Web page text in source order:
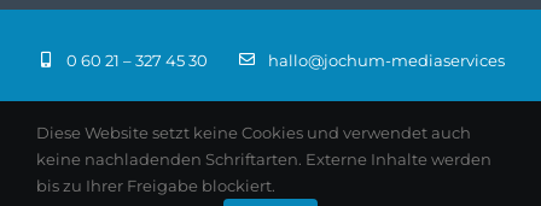
0 60 21 – 327 45 30 hallo@jochum-mediaservices
© 2026 jochum-mediaservices · Aschaffenburg |
Diese Website setzt keine Cookies und verwendet auch
keine nachladenden Schriftarten. Externe Inhalte werden
bis zu Ihrer Freigabe blockiert.